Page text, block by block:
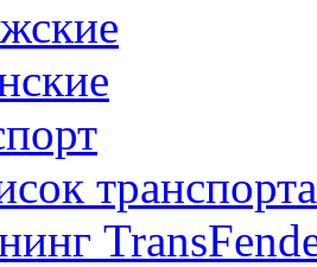
транспорта